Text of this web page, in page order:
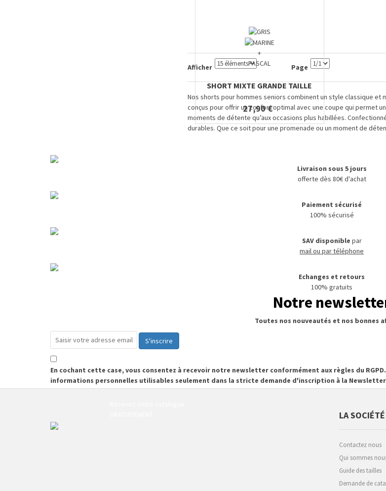
+
PASCAL
SHORT MIXTE GRANDE TAILLE
27,90 €
Afficher Page
Nos shorts pour hommes seniors combinent un style classique
conçus pour offrir un confort optimal avec une coupe qui permet
moments de détente qu’aux occasions plus habillées.
durables. Que ce soit pour une promenade ou un moment de
Livraison sous 5 jours
offerte dès 80€ d'achat
Paiement sécurisé
100% sécurisé
SAV disponible par
mail ou par téléphone
Echanges et retours
100% gratuits
Notre
Toutes nos nouveautés et nos bonnes
S'inscrire
En cochant cette case, vous consentez à recevoir notre newsletter conformément aux règles du
informations personnelles utilisables seulement dans la stricte demande d'inscription à la
LA SOCIÉTÉ
Contactez nous
Qui sommes
Guide des tailles
Demande de